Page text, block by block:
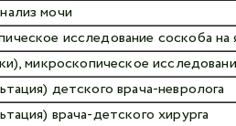
мочи
исследование соскоба на
микроскопическое
детского врача-невролога
врача-детского хирурга